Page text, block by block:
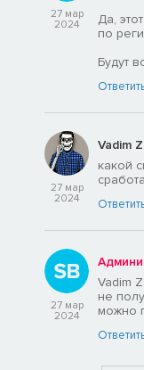
27 мар
2024
Да,
по
Будут
27 мар
2024
Vadim
какой
27 мар
2024
Vadim
не
можно